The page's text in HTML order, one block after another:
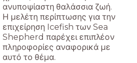
ανυποψίαστη θαλάσσια ζωή.
Η μελέτη περίπτωσης για την
επιχείρηση Icefish των Sea
Shepherd παρέχει επιπλέον
πληροφορίες αναφορικά με
αυτό το θέμα.